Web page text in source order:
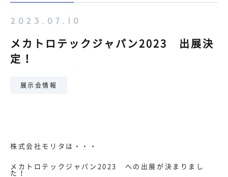
2023.07.10
メカトロテックジャパン2023 出展決
定！
展示会情報
株式会社モリタは・・・
メカトロテックジャパン2023 への出展が決まりまし
た！